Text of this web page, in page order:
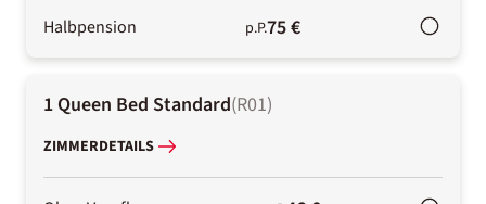
Halbpension p.P.75 €
1 Queen Bed Standard(R01)
ZIMMERDETAILS